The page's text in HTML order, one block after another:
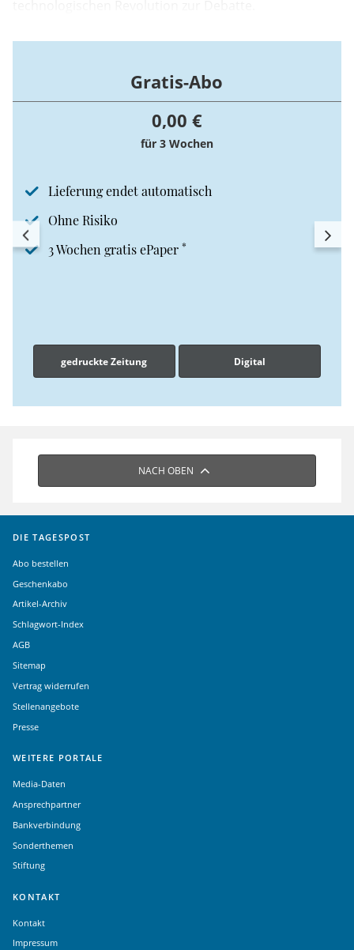
Gratis-Abo
0,00 €
für 3 Wochen
Lieferung endet automatisch
Ohne Risiko
3 Wochen gratis ePaper *
gedruckte Zeitung Digital
NACH OBEN
DIE TAGESPOST
Abo bestellen
Geschenkabo
Artikel-Archiv
Schlagwort-Index
AGB
Sitemap
Vertrag widerrufen
Stellenangebote
Presse
WEITERE PORTALE
Media-Daten
Ansprechpartner
Bankverbindung
Sonderthemen
Stiftung
KONTAKT
Kontakt
Impressum